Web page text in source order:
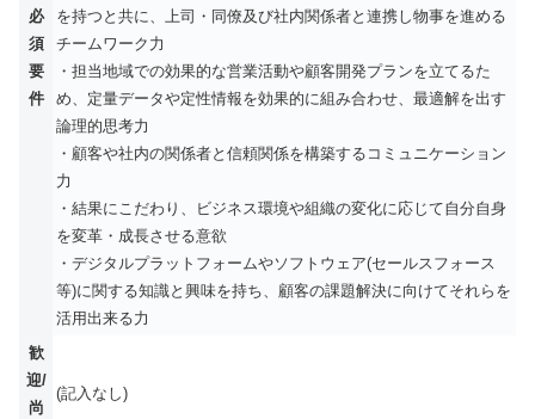
必
須
要
件
を持つと共に、上司・同僚及び社内関係者と連携し物事を進める
チームワーク力
・担当地域での効果的な営業活動や顧客開発プランを立てるた
め、定量データや定性情報を効果的に組み合わせ、最適解を出す
論理的思考力
・顧客や社内の関係者と信頼関係を構築するコミュニケーション
力
・結果にこだわり、ビジネス環境や組織の変化に応じて自分自身
を変革・成長させる意欲
・デジタルプラットフォームやソフトウェア(セールスフォース
等)に関する知識と興味を持ち、顧客の課題解決に向けてそれらを
活用出来る力
歓
迎/
尚
(記入なし)